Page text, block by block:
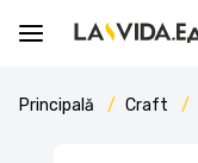
Principală Craft